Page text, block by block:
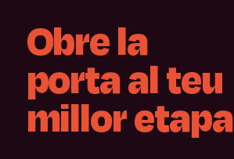
Obrela
portaalteu
milloretapa